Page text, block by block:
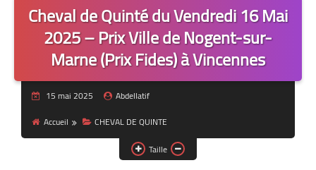
Cheval de Quinté du Vendredi 16 Mai
2025 – Prix Ville de Nogent-sur-
Marne (Prix Fides) à Vincennes
15 mai 2025
Abdellatif
Accueil
CHEVAL DE QUINTE
Taille